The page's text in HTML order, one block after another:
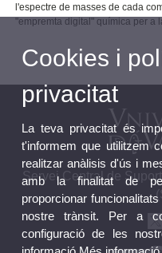
l'espectre de masses de cada
"empremta digital" química per a
Servei Central de
Cookies i
privacitat
La teva privacitat és
t'informem que utilitzem
realitzar anàlisis d'ús i
amb la finalitat de
proporcionar
nostre trànsit. Per a
configuració de les